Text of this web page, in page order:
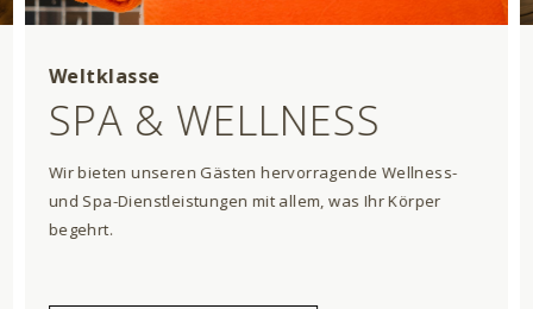
Weltklasse
SPA & WELLNESS
Wir bieten unseren Gästen hervorragende Wellness-
und Spa-Dienstleistungen mit allem, was Ihr Körper
begehrt.